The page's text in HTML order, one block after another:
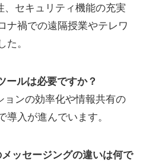
、セキュリティ機能の充実
ナ禍での遠隔授業やテレワ
た。
ールは必要ですか？
ョンの効率化や情報共有の
導入が進んでいます。
ッセージングの違いは何で